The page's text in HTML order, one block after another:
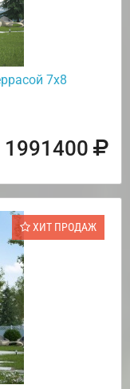
7х8
1991400
ХИТ ПРОДАЖ